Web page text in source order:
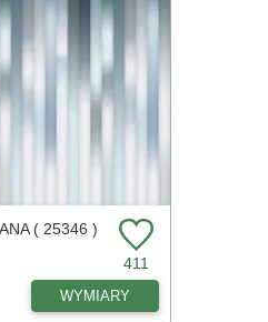
( 25346 )
411
WYMIARY